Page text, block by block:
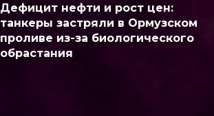
Дефицит нефти и рост цен:
танкеры застряли в Ормузском
проливе из-за биологического
обрастания